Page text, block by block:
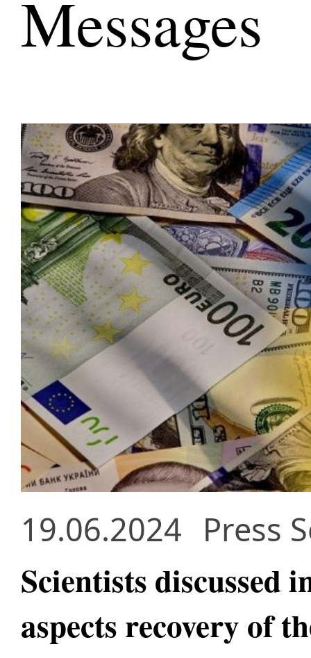
Messages
19.06.2024 Press
Scientists discussed
aspects recovery of